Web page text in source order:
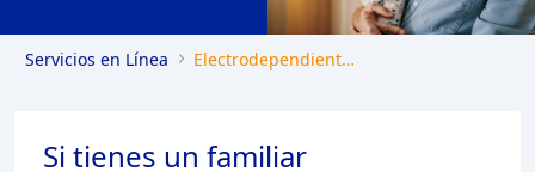
Servicios en Línea Electrodependientes
Si tienes un familiar